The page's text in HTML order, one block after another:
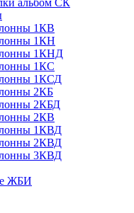
альбом СК
1КВ
1КН
1КНД
1КС
1КСД
2КБ
2КБД
2КВ
1КВД
2КВД
3КВД
ЖБИ